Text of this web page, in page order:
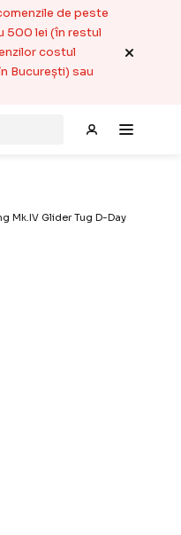
de peste
500 lei (în restul
costul
București) sau
Mk.IV Glider Tug D-Day